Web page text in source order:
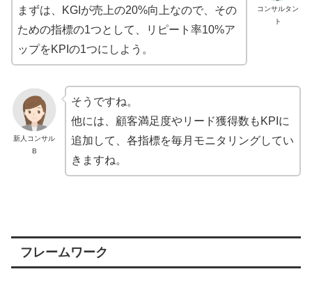
コンサルタン
ト
まずは、KGIが売上の20%向上なので、その
ための指標の1つとして、リピート率10%ア
ップをKPIの1つにしよう。
新人コンサル
B
そうですね。
他には、顧客満足度やリード獲得数もKPIに
追加して、各指標を毎月モニタリングしてい
きますね。
フレームワーク